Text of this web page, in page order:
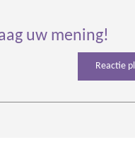
uw mening!
Reactie